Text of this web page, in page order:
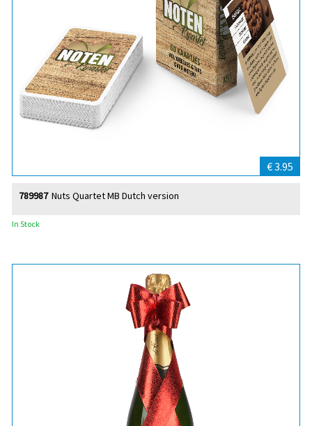
€ 3.95
Nuts Quartet MB Dutch version
789987
In Stock